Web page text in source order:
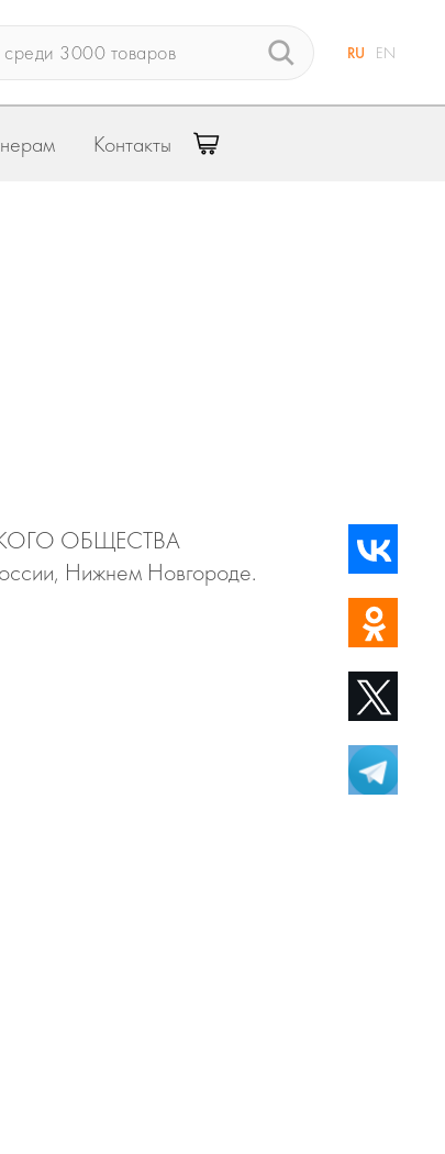
RU EN
Контакты
ОБЩЕСТВА
Нижнем Новгороде.